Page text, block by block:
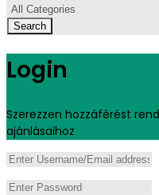
Search
Login
Szerezzen hozzáférést
ajánlásaihoz